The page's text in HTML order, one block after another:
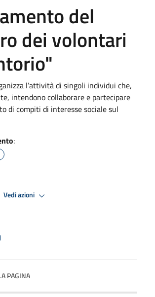
del
dei volontari
l’attività di singoli individui che,
intendono collaborare e partecipare
di compiti di interesse sociale sul
:
Vedi azioni
PAGINA